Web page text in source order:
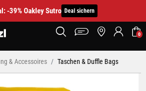
-39% Oakley Sutro Deal sichern
0
& Accessoires Taschen & Duffle Bags